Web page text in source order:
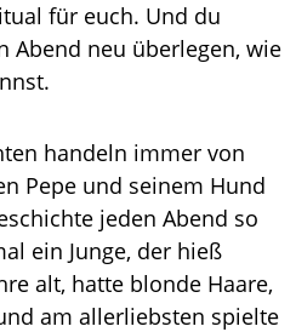
für euch. Und du
Abend neu überlegen, wie
handeln immer von
Pepe und seinem Hund
jeden Abend so
ein Junge, der hieß
alt, hatte blonde Haare,
am allerliebsten spielte